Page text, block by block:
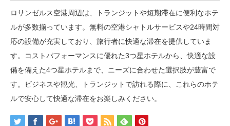
ロサンゼルス空港周辺は、トランジットや短期滞在に便利なホテ
ルが多数揃っています。無料の空港シャトルサービスや24時間対
応の設備が充実しており、旅行者に快適な滞在を提供していま
す。コストパフォーマンスに優れた3つ星ホテルから、快適な設
備を備えた4つ星ホテルまで、ニーズに合わせた選択肢が豊富で
す。ビジネスや観光、トランジットで訪れる際に、これらのホテ
ルで安心して快適な滞在をお楽しみください。